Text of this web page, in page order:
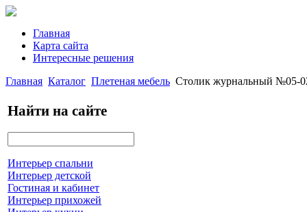
Главная
Карта сайта
Интересные решения
Главная Каталог Плетеная мебель Столик журнальный №05-
Найти на сайте
Интерьер спальни
Интерьер детской
Гостиная и кабинет
Интерьер прихожей